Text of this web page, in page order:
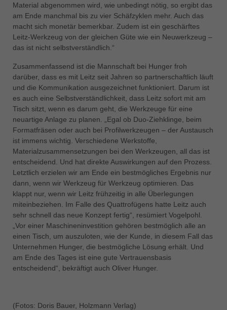
Material abgenommen wird, wie unbedingt nötig, so ergibt das
am Ende manchmal bis zu vier Schäfzyklen mehr. Auch das
macht sich monetär bemerkbar. Zudem ist ein geschärftes
Leitz-Werkzeug von der gleichen Güte wie ein Neuwerkzeug –
das ist nicht selbstverständlich.“
Zusammenfassend ist die Mannschaft bei Hunger froh
darüber, dass es mit Leitz seit Jahren so partnerschaftlich läuft
und die Kommunikation ausgezeichnet funktioniert. Darum ist
es auch eine Selbstverständlichkeit, dass Leitz sofort mit am
Tisch sitzt, wenn es darum geht, die Werkzeuge für eine
neuartige Anlage zu planen. „Egal ob Duo-Ziehklinge, beim
Formatfräsen oder auch bei Profilwerkzeugen – der Austausch
ist immens wichtig. Verschiedene Werkstoffe,
Materialzusammensetzungen bei den Werkzeugen, all das ist
entscheidend. Und hat direkte Auswirkungen auf den Prozess.
Letztlich erzielen wir am Ende ein bestmögliches Ergebnis nur
dann, wenn wir Werkzeug für Werkzeug optimieren. Das
klappt nur, wenn wir Leitz frühzeitig in alle Überlegungen
miteinbeziehen. Im Falle des Quattrofügens hatte Leitz auch
sehr schnell das neue Konzept fertig“, resümiert Vogelpohl.
„Vor einer Maschineninvestition gehören bestmöglich alle an
einen Tisch, um auszuloten, wie der Kunde, in diesem Fall das
Unternehmen Hunger, die bestmögliche Lösung erhält. Und
am Ende des Tages ist eine gute Vertrauensbasis
entscheidend“, bekräftigt auch Oliver Hunger.
(Fotos: Doris Bauer, Holzmann Verlag)